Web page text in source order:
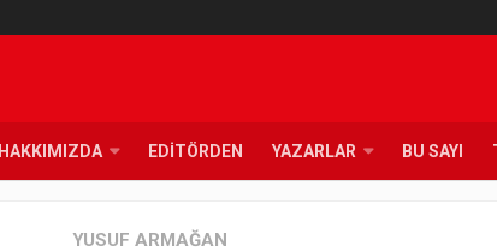
HAKKIMIZDA EDITÖRDEN YAZARLAR BU SAYI
YUSUF ARMAĞAN